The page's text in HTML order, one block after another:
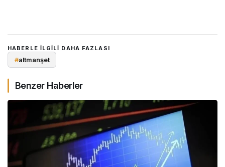
HABERLE ILGILI DAHA FAZLASI
#altmanşet
Benzer Haberler